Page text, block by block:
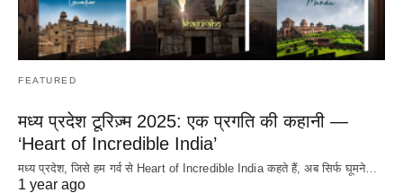
FEATURED
मध्य प्रदेश टूरिज़्म 2025: एक प्रगति की कहानी —
‘Heart of Incredible India’
मध्य प्रदेश, जिसे हम गर्व से Heart of Incredible India कहते हैं, अब सिर्फ घूमने…
1 year ago